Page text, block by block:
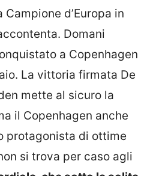
d’Europa in
Domani
a Copenhagen
La vittoria firmata De
mette al sicuro la
il Copenhagen anche
protagonista di ottime
si trova per caso agli